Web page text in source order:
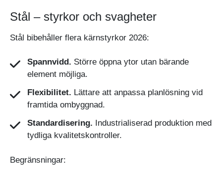
Stål – styrkor och svagheter
Stål bibehåller flera kärnstyrkor 2026:
Spannvidd. Större öppna ytor utan bärande
element möjliga.
Flexibilitet. Lättare att anpassa planlösning vid
framtida ombyggnad.
Standardisering. Industrialiserad produktion med
tydliga kvalitetskontroller.
Begränsningar: